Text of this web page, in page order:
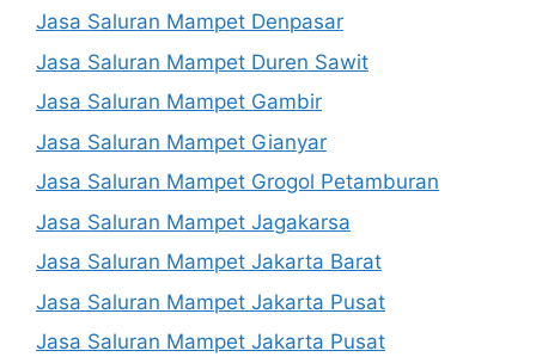
Jasa Saluran Mampet Denpasar
Jasa Saluran Mampet Duren Sawit
Jasa Saluran Mampet Gambir
Jasa Saluran Mampet Gianyar
Jasa Saluran Mampet Grogol Petamburan
Jasa Saluran Mampet Jagakarsa
Jasa Saluran Mampet Jakarta Barat
Jasa Saluran Mampet Jakarta Pusat
Jasa Saluran Mampet Jakarta Pusat